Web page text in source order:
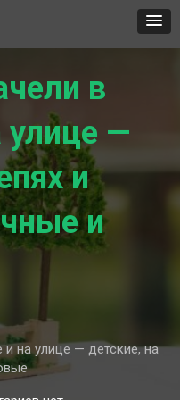
в
улице —
и
и
на улице — детские, на